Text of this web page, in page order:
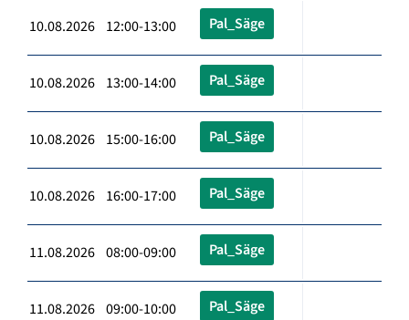
10.08.2026 12:00-13:00 Pal_Säge
10.08.2026 13:00-14:00 Pal_Säge
10.08.2026 15:00-16:00 Pal_Säge
10.08.2026 16:00-17:00 Pal_Säge
11.08.2026 08:00-09:00 Pal_Säge
11.08.2026 09:00-10:00 Pal_Säge